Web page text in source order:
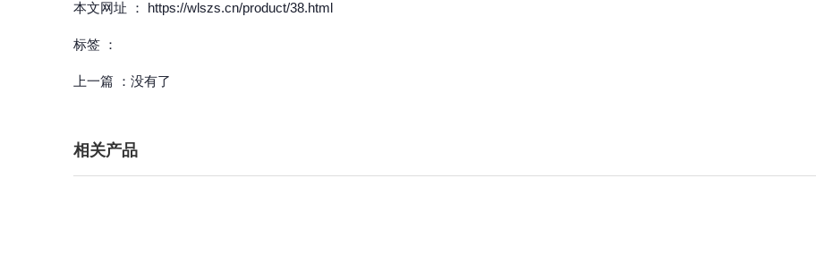
本文网址 ： https://wlszs.cn/product/38.html
标签 ：
上一篇 ： 没有了
相关产品